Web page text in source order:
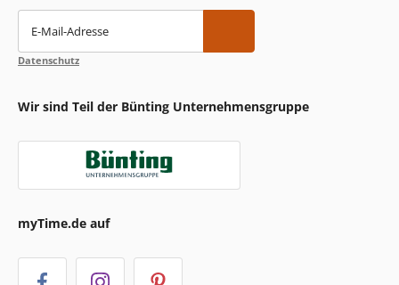
E-Mail-Adresse
Datenschutz
Wir sind Teil der Bünting Unternehmensgruppe
myTime.de auf